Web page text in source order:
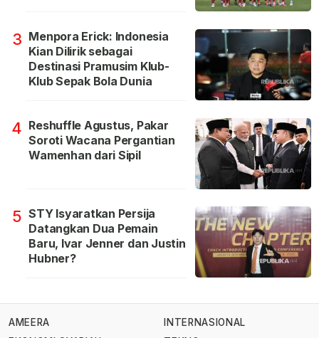
3 Menpora Erick: Indonesia
Kian Dilirik sebagai
Destinasi Pramusim Klub-
Klub Sepak Bola Dunia
4 Reshuffle Agustus, Pakar
Soroti Wacana Pergantian
Wamenhan dari Sipil
5 STY Isyaratkan Persija
Datangkan Dua Pemain
Baru, Ivar Jenner dan Justin
Hubner?
AMEERA
INTERNASIONAL